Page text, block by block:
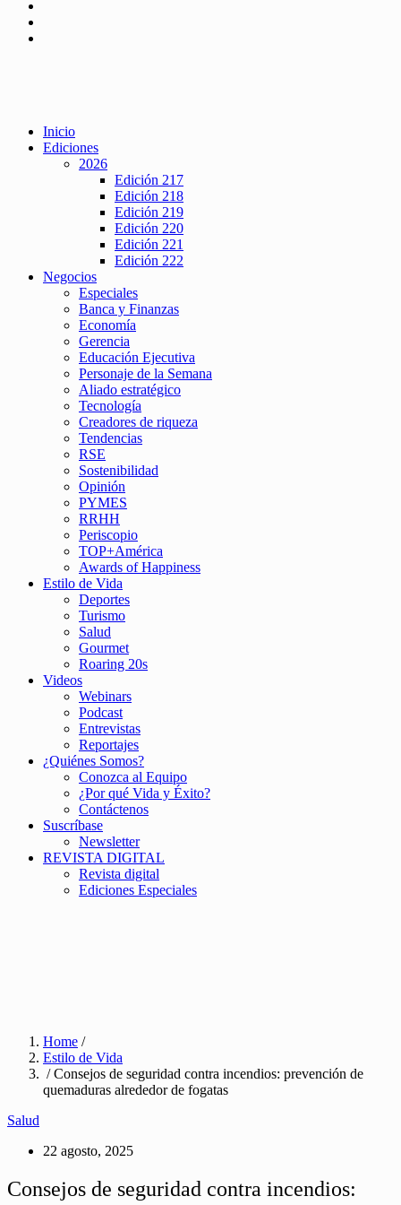
Inicio
Ediciones
2026
Edición 217
Edición 218
Edición 219
Edición 220
Edición 221
Edición 222
Negocios
Especiales
Banca y Finanzas
Economía
Gerencia
Educación Ejecutiva
Personaje de la Semana
Aliado estratégico
Tecnología
Creadores de riqueza
Tendencias
RSE
Sostenibilidad
Opinión
PYMES
RRHH
Periscopio
TOP+América
Awards of Happiness
Estilo de Vida
Deportes
Turismo
Salud
Gourmet
Roaring 20s
Videos
Webinars
Podcast
Entrevistas
Reportajes
¿Quiénes Somos?
Conozca al Equipo
¿Por qué Vida y Éxito?
Contáctenos
Suscríbase
Newsletter
REVISTA DIGITAL
Revista digital
Ediciones Especiales
Home /
Estilo de Vida
/ Consejos de seguridad contra incendios: prevención de
quemaduras alrededor de fogatas
Salud
22 agosto, 2025
Consejos de seguridad contra incendios: